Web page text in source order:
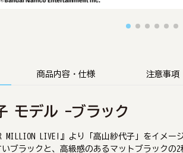
商品内容・仕様 注意事項
モデル -ブラック
MILLION LIVE!』より「高山紗代子」をイメ
ブラックと、高級感のあるマットブラックの2